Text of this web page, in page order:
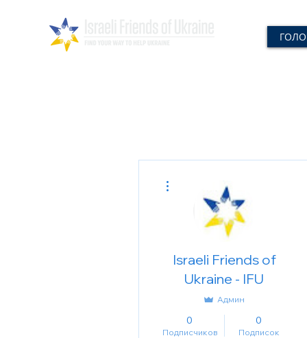
Israeli Friends of
Ukraine - IFU
Админ
0
Подписчиков
0
Подписок